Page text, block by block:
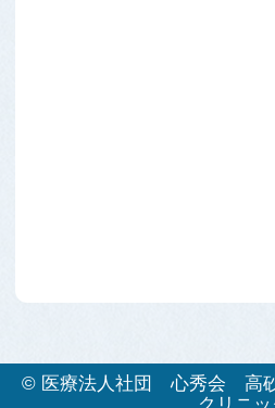
© 医療法人社団 心秀会 高
クリニッ